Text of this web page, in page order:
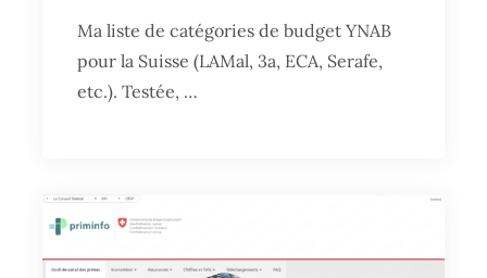
Ma liste de catégories de budget YNAB
pour la Suisse (LAMal, 3a, ECA, Serafe,
etc.). Testée, …